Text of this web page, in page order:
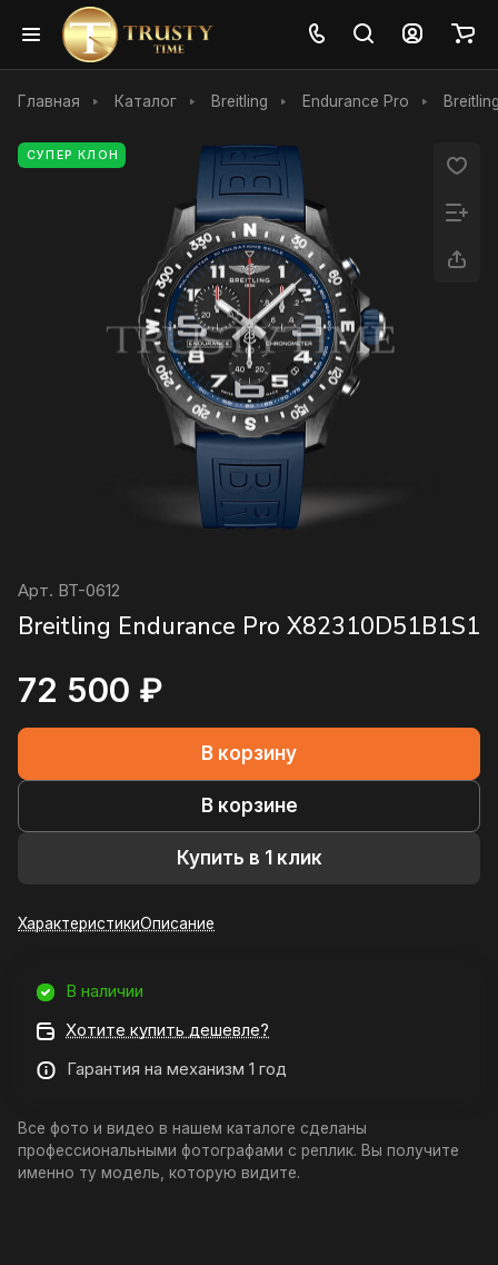
Главная Каталог Breitling Endurance Pro
СУПЕР КЛОН
Арт. BT-0612
Breitling Endurance Pro X82310D51B1S1
72 500 ₽
В корзину
В корзине
Купить в 1 клик
ХарактеристикиОписание
В наличии
Хотите купить дешевле?
Гарантия на механизм 1 год
Все фото и видео в нашем каталоге сделаны
профессиональными фотографами с реплик. Вы получите
именно ту модель, которую видите.